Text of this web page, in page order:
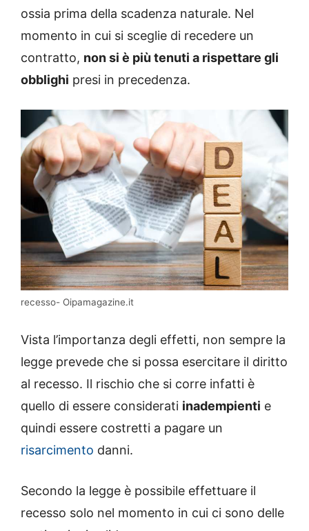
ossia prima della scadenza naturale. Nel
momento in cui si sceglie di recedere un
contratto, non si è più tenuti a rispettare gli
obblighi presi in precedenza.
recesso- Oipamagazine.it
Vista l’importanza degli effetti, non sempre la
legge prevede che si possa esercitare il diritto
al recesso. Il rischio che si corre infatti è
quello di essere considerati inadempienti e
quindi essere costretti a pagare un
risarcimento danni.
Secondo la legge è possibile effettuare il
recesso solo nel momento in cui ci sono delle